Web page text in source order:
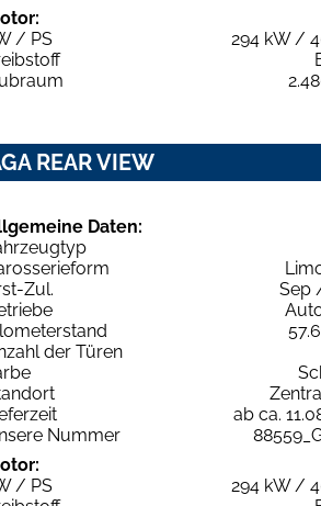
/ PS
294 kW /
REAR VIEW
Daten:
Zul.
Sep
der Türen
ab ca.
Nummer
/ PS
294 kW /